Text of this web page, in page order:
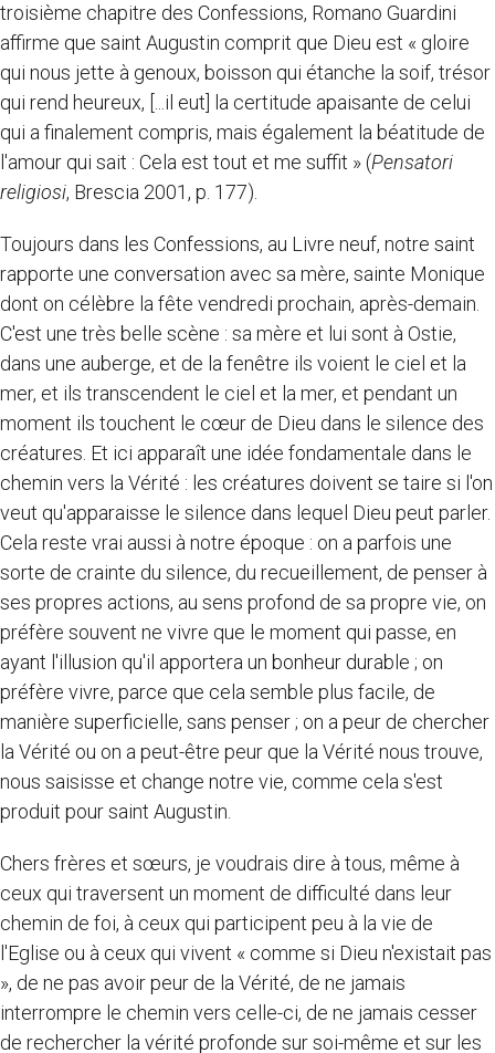
troisième chapitre des Confessions, Romano Guardini
affirme que saint Augustin comprit que Dieu est « gloire
qui nous jette à genoux, boisson qui étanche la soif, trésor
qui rend heureux, [...il eut] la certitude apaisante de celui
qui a finalement compris, mais également la béatitude de
l'amour qui sait : Cela est tout et me suffit » (Pensatori
religiosi, Brescia 2001, p. 177).
Toujours dans les Confessions, au Livre neuf, notre saint
rapporte une conversation avec sa mère, sainte Monique
dont on célèbre la fête vendredi prochain, après-demain.
C'est une très belle scène : sa mère et lui sont à Ostie,
dans une auberge, et de la fenêtre ils voient le ciel et la
mer, et ils transcendent le ciel et la mer, et pendant un
moment ils touchent le cœur de Dieu dans le silence des
créatures. Et ici apparaît une idée fondamentale dans le
chemin vers la Vérité : les créatures doivent se taire si l'on
veut qu'apparaisse le silence dans lequel Dieu peut parler.
Cela reste vrai aussi à notre époque : on a parfois une
sorte de crainte du silence, du recueillement, de penser à
ses propres actions, au sens profond de sa propre vie, on
préfère souvent ne vivre que le moment qui passe, en
ayant l'illusion qu'il apportera un bonheur durable ; on
préfère vivre, parce que cela semble plus facile, de
manière superficielle, sans penser ; on a peur de chercher
la Vérité ou on a peut-être peur que la Vérité nous trouve,
nous saisisse et change notre vie, comme cela s'est
produit pour saint Augustin.
Chers frères et sœurs, je voudrais dire à tous, même à
ceux qui traversent un moment de difficulté dans leur
chemin de foi, à ceux qui participent peu à la vie de
l'Eglise ou à ceux qui vivent « comme si Dieu n'existait pas
», de ne pas avoir peur de la Vérité, de ne jamais
interrompre le chemin vers celle-ci, de ne jamais cesser
de rechercher la vérité profonde sur soi-même et sur les